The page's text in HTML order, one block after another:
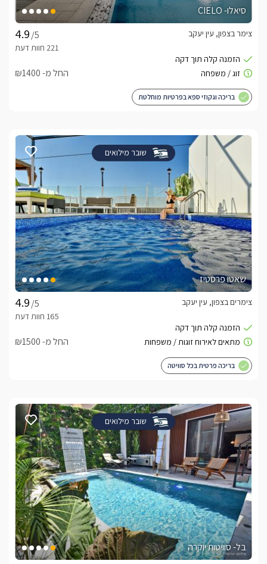
סיאלו- CIELO
/5
צימר בצפון, עין יעקב
החל מ- ₪1400
בריכה וגקוזי ספא בפרטיות מוחלטת
שובר מילואים
שאטו פרסטיז
/5
צימרים בצפון, עין יעקב
החל מ- ₪1500
בריכה פרטית בכל סוויטה
שובר מילואים
בל- סוויטות יוקרה